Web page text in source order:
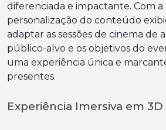
diferenciada e impactante. Com a
personalização do conteúdo
adaptar as sessões de cinema de
público-alvo e os objetivos do
uma experiência única e
presentes.
Experiência Imersiva em 3D